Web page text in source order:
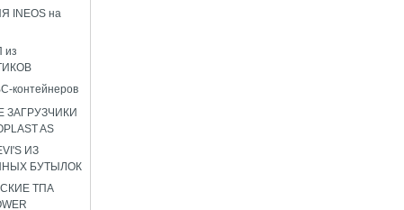
INEOS на
контейнеров
ЗАГРУЗЧИКИ
AS
ИЗ
БУТЫЛОК
ТПА